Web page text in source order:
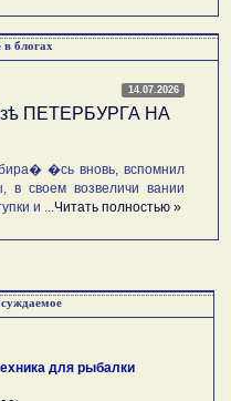
блогах
14.07.2026
ПЕТЕРБУРГА НА
�сь вновь, вспомнил
своем возвеличи вании
и ...Читать полностью »
для рыбалки